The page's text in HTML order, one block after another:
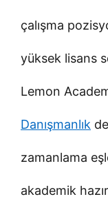
çalışma
yüksek lisans
Lemon
Danışmanlık
zamanlama
akademik